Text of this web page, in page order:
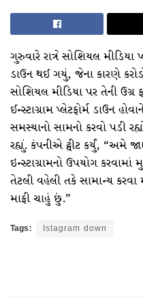
ગુરુવારે રાત્રે સોશિયલ મીડિયા
ડાઉન થઈ ગયું, જેના કારણે
સોશિયલ મીડિયા પર તેની ઉગ્ર
ઈન્સ્ટાગ્રામ પ્લેટફોર્મ ડાઉન
સમસ્યાનો સામનો કરવો પડી
રહ્યું. કંપનીએ ટ્વીટ કર્યું, “અમે
ઇન્સ્ટાગ્રામનો ઉપયોગ
તેટલી વહેલી તકે સામાન્ય કરવા
માફી ચાહું છું.”
Tags: Istagram down